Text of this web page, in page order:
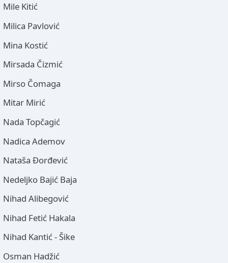
Mile Kitić
Milica Pavlović
Mina Kostić
Mirsada Čizmić
Mirso Čomaga
Mitar Mirić
Nada Topčagić
Nadica Ademov
Nataša Đorđević
Nedeljko Bajić Baja
Nihad Alibegović
Nihad Fetić Hakala
Nihad Kantić - Šike
Osman Hadžić